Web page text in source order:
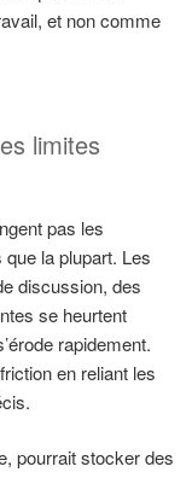
et non comme
limites
pas les
la plupart. Les
discussion, des
se heurtent
rapidement.
en reliant les
pourrait stocker des